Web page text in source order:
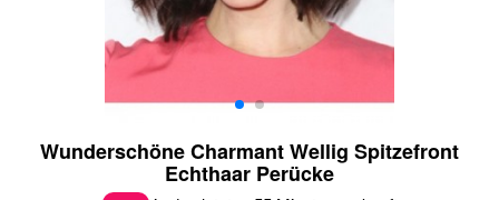
Wunderschöne Charmant Wellig Spitzefront
Echthaar Perücke